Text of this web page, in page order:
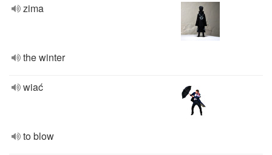
zima
the winter
wiać
to blow